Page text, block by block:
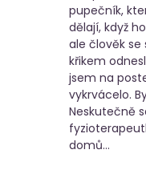
pupečník,
dělají, když
ale člověk
křikem
jsem na
vykrvácelo.
Neskutečně
domů…